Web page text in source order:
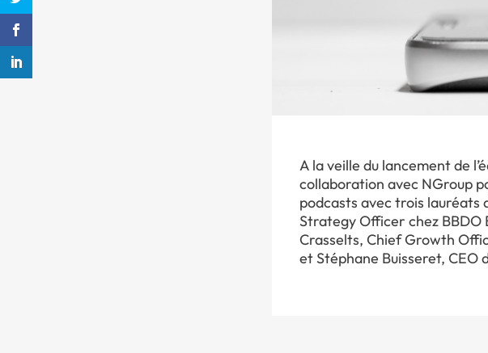
A la veille du lancement de
collaboration avec NGroup
podcasts avec trois lauréats
Strategy Officer chez BBDO
Crasselts, Chief Growth
et Stéphane Buisseret, CEO